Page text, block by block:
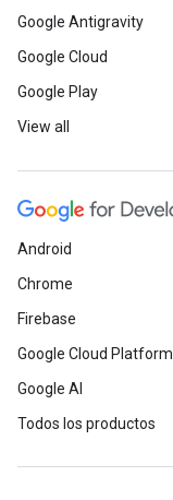
Google Antigravity
Google Cloud
Google Play
View all
Android
Chrome
Firebase
Google Cloud Platform
Google AI
Todos los productos